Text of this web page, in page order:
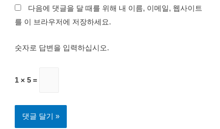
다음에 댓글을 달 때를 위해 내 이름, 이메일, 웹사이트
를 이 브라우저에 저장하세요.
숫자로 답변을 입력하십시오.
1 × 5 =